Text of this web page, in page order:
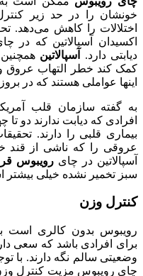
خونشان را در حد زیر
اختلالات را کاهش می‌دهد.
اکسیدان آسپالاتین که
دیابتی دارد.
آسپالاتین
کمک کند خطر التهاب عروق
اینها عواملی هستند که در
به گفته سازمان قلب
افرادی که دیابت ندارند دو
بیماری قلبی را دارند.
عروقی را که ناشی از
آسپالاتین در چایرویبوس
سبز تخمیر نشده خیلی
کنترل وزن
رویبوس بدون کالری است
برای افرادی باشد که سعی
چای رویبوس مزیت کنترل وزن